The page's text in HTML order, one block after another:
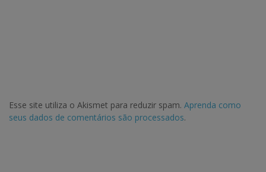
Esse site utiliza o Akismet para reduzir spam. Aprenda como
seus dados de comentários são processados.